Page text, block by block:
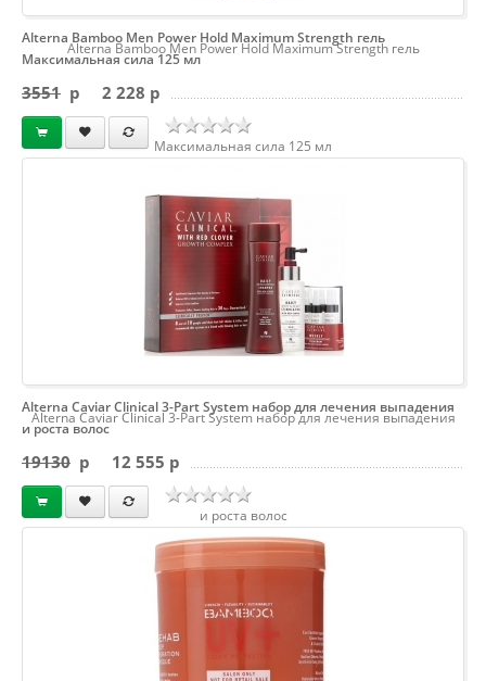
Alterna Bamboo Men Power Hold Maximum Strength гель
Максимальная сила 125 мл
Alterna Bamboo Men Power Hold Maximum Strength гель
Максимальная сила 125 мл
3551 p 2 228 p
Alterna Caviar Clinical 3-Part System набор для лечения выпадения
и роста волос
Alterna Caviar Clinical 3-Part System набор для лечения выпадения
и роста волос
19130 p 12 555 p